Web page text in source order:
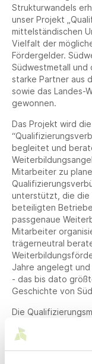
Strukturwandels
unser Projekt
mittelständischen
Vielfalt der
Fördergelder.
Südwestmetall und
starke Partner aus
sowie das Landes-
gewonnen.
Das Projekt wird
begleitet und
Mitarbeiter zu
unterstützt, die die
beteiligten
passgenaue
Mitarbeiter
trägerneutral
Jahre angelegt
- das bis dato
Geschichte von
Die
landesweit auf